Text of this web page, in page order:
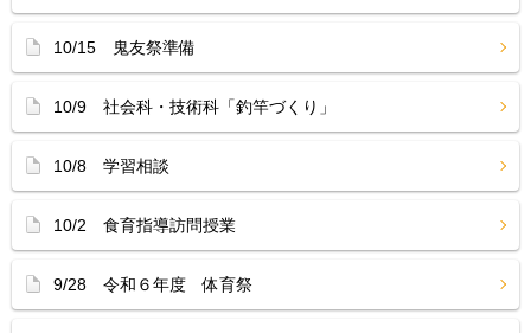
10/15 鬼友祭準備
10/9 社会科・技術科「釣竿づくり」
10/8 学習相談
10/2 食育指導訪問授業
9/28 令和６年度 体育祭